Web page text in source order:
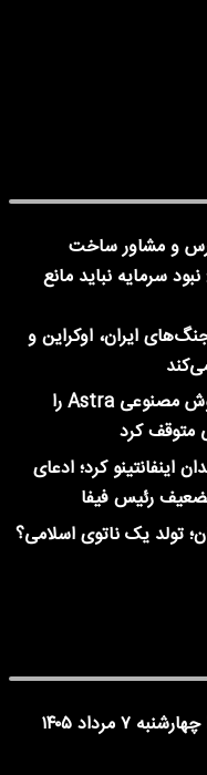
و مشاور ساخت
سرمایه نباید مانع
ایران، اوکراین و
OpenAI توسعه مدل هوش مصنوعی Astra را
متوقف کرد
اینفانتینو کرد؛ ادعای
رئیس فیفا
تولد یک ناتوی اسلامی؟
فوری | ادارات تهران فردا چهارشنبه ۷ مرداد ۱۴۰۵